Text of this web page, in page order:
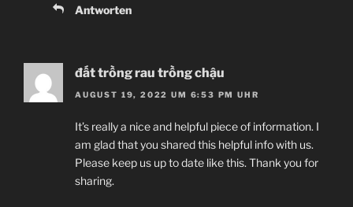
Antworten
đất trồng rau trồng chậu
AUGUST 19, 2022 UM 6:53 PM UHR
It’s really a nice and helpful piece of information. I
am glad that you shared this helpful info with us.
Please keep us up to date like this. Thank you for
sharing.